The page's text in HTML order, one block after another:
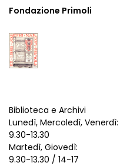
Fondazione Primoli
Biblioteca e Archivi
Lunedì, Mercoledì, Venerdì:
9.30-13.30
Martedì, Giovedì:
9.30-13.30 / 14-17